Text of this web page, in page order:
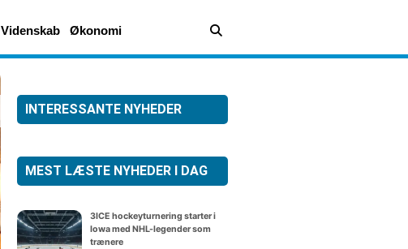
Videnskab Økonomi
INTERESSANTE NYHEDER
MEST LÆSTE NYHEDER I DAG
3ICE hockeyturnering starter i
Iowa med NHL-legender som
trænere